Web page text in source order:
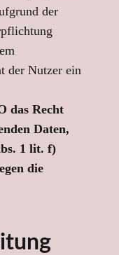
der
der Nutzer ein
das Recht
Daten,
1 lit. f)
die